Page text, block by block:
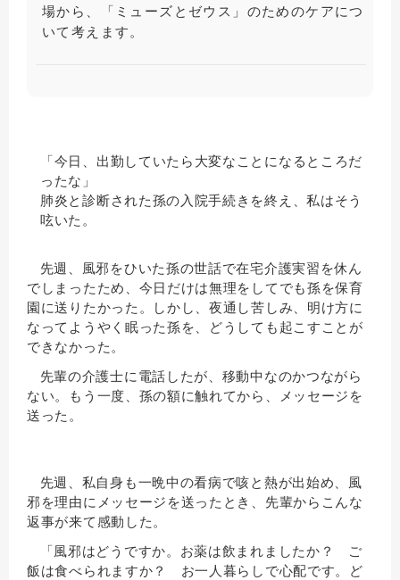
場から、「ミューズとゼウス」のためのケアにつ
いて考えます。
「今日、出勤していたら大変なことになるところだ
ったな」
肺炎と診断された孫の入院手続きを終え、私はそう
呟いた。
先週、風邪をひいた孫の世話で在宅介護実習を休ん
でしまったため、今日だけは無理をしてでも孫を保育
園に送りたかった。しかし、夜通し苦しみ、明け方に
なってようやく眠った孫を、どうしても起こすことが
できなかった。
先輩の介護士に電話したが、移動中なのかつながら
ない。もう一度、孫の額に触れてから、メッセージを
送った。
先週、私自身も一晩中の看病で咳と熱が出始め、風
邪を理由にメッセージを送ったとき、先輩からこんな
返事が来て感動した。
「風邪はどうですか。お薬は飲まれましたか？ ご
飯は食べられますか？ お一人暮らしで心配です。ど